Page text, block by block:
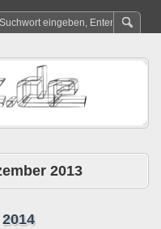
2013